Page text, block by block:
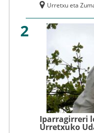
Urretxu eta
2
Iparragirreri
Urretxuko